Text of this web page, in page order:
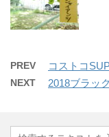
PREV コストコ
NEXT 2018ブラッ